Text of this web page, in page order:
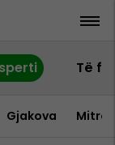
Të
Gjakova